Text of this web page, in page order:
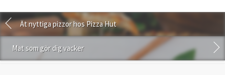
Ät nyttiga pizzor hos Pizza Hut
Mat som gör dig vacker